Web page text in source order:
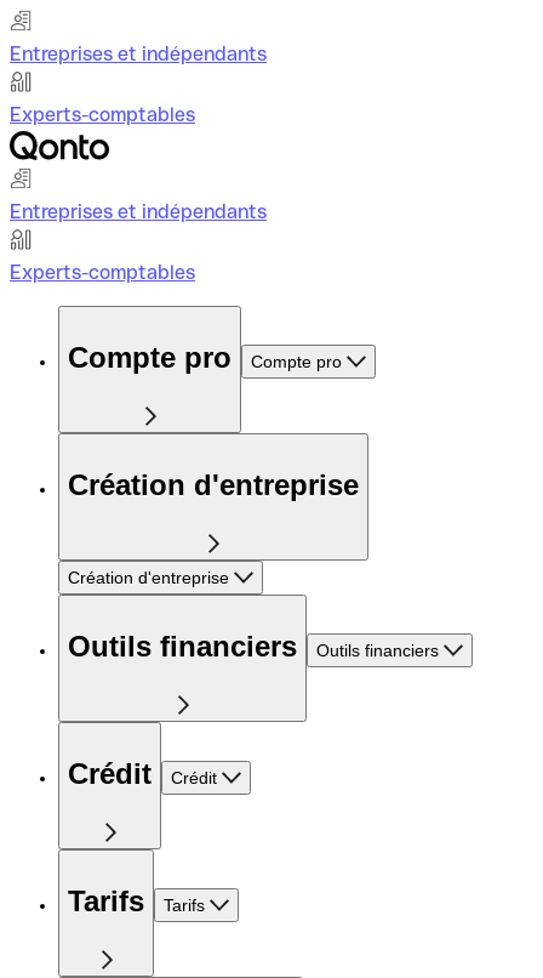
Entreprises et indépendants
Experts-comptables
Entreprises et indépendants
Experts-comptables
Compte pro Compte pro
Création d'entreprise
Création d'entreprise
Outils financiers Outils financiers
Crédit Crédit
Tarifs Tarifs